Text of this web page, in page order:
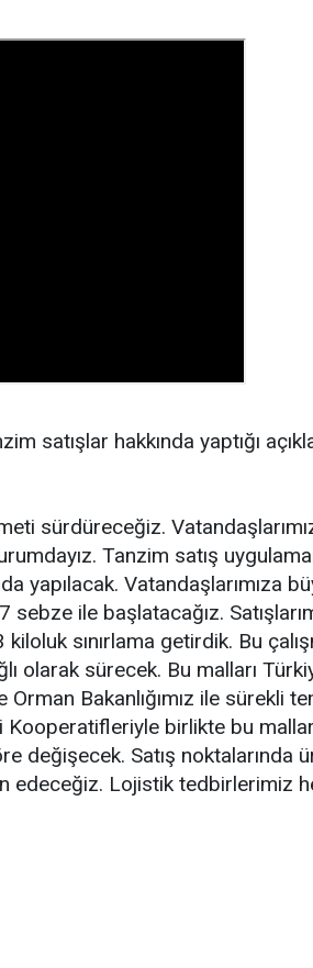
satışlar hakkında yaptığı
sürdüreceğiz.
Tanzim satış
yapılacak. Vatandaşlarımıza
ile başlatacağız.
sınırlama getirdik. Bu
olarak sürecek. Bu malları
Bakanlığımız ile sürekli
Kooperatifleriyle birlikte bu
değişecek. Satış noktalarında
edeceğiz. Lojistik tedbirlerimiz